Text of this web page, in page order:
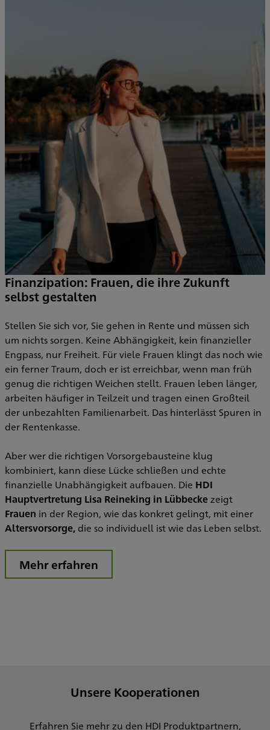
Finanzipation: Frauen, die ihre Zukunft
selbst gestalten
Stellen Sie sich vor, Sie gehen in Rente und müssen sich
um nichts sorgen. Keine Abhängigkeit, kein finanzieller
Engpass, nur Freiheit. Für viele Frauen klingt das noch wie
ein ferner Traum, doch er ist erreichbar, wenn man früh
genug die richtigen Weichen stellt. Frauen leben länger,
arbeiten häufiger in Teilzeit und tragen einen Großteil
der unbezahlten Familienarbeit. Das hinterlässt Spuren in
der Rentenkasse.
Aber wer die richtigen Vorsorgebausteine klug
kombiniert, kann diese Lücke schließen und echte
finanzielle Unabhängigkeit aufbauen. Die HDI
Hauptvertretung Lisa Reineking in Lübbecke zeigt
Frauen in der Region, wie das konkret gelingt, mit einer
Altersvorsorge, die so individuell ist wie das Leben selbst.
Mehr erfahren
Unsere Kooperationen
Erfahren Sie mehr zu den HDI Produktpartnern,